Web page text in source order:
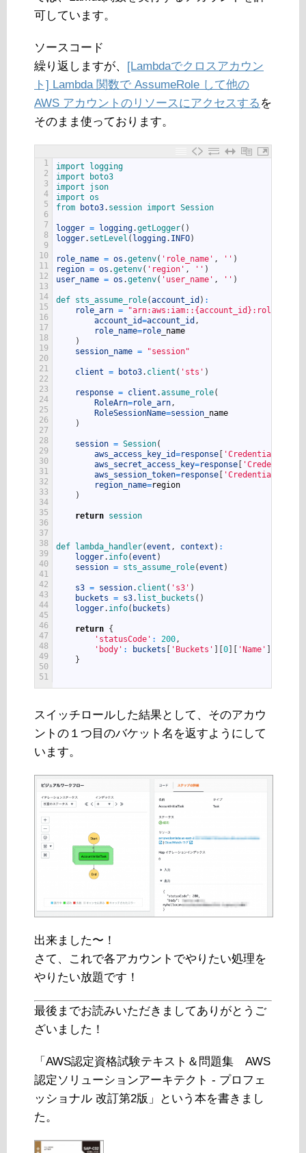
可しています。
ソースコード
繰り返しますが、 [Lambdaでクロスアカウン
ト] Lambda 関数で AssumeRole して他の
AWS アカウントのリソースにアクセスする を
そのまま使っております。
1
2
3
4
5
6
7
8
9
10
11
12
13
14
15
16
17
18
19
20
21
22
23
24
25
26
27
28
29
30
31
32
33
34
35
36
37
38
39
40
41
42
43
44
45
46
47
48
49
50
51
import logging
import
boto3
import json
import os
from
boto3. session import Session
logger = logging.getLogger( )
logger. setLevel ( logging. INFO)
role_name = os .getenv( 'role_name' , '' )
region = os .getenv( 'region' , '' )
user_name = os .getenv( 'user_name' , '' )
def sts_assume_role(account_id ) :
role_arn =
"arn:aws:iam::{account_id}:role/
account_id=account_id ,
role_name=role name
)
session_name = "session"
client = boto3. client ( 'sts' )
response = client .assume_role(
RoleArn=role_arn,
RoleSessionName=session name
)
session = Session(
aws_access_key_id=response [ 'Credentials'
aws_secret_access_key=response [ 'Credentials'
aws_session_token=response [ 'Credentials'
region_name=region
)
return session
def lambda_handler(event , context ) :
logger. info(event )
session = sts_assume_role(event )
s3 = session. client ( 's3' )
buckets = s3. list_buckets ( )
logger. info( buckets )
return {
'statusCode' : 200,
'body' : buckets [ 'Buckets' ] [0] [ 'Name' ]
}
スイッチロールした結果として、そのアカウ
ントの１つ目のバケット名を返すようにして
います。
出来ました〜！
さて、これで各アカウントでやりたい処理を
やりたい放題です！
最後までお読みいただきましてありがとうご
ざいました！
「AWS認定資格試験テキスト＆問題集 AWS
認定ソリューションアーキテクト - プロフェ
ッショナル 改訂第2版」という本を書きまし
た。